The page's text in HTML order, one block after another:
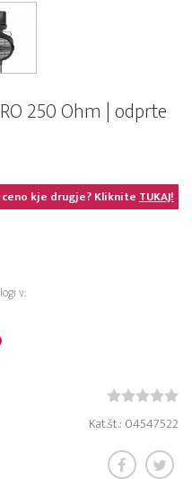
250 Ohm | odprte
kje drugje? KlikniteTUKAJ!
v:
Kat.št.: 04547522